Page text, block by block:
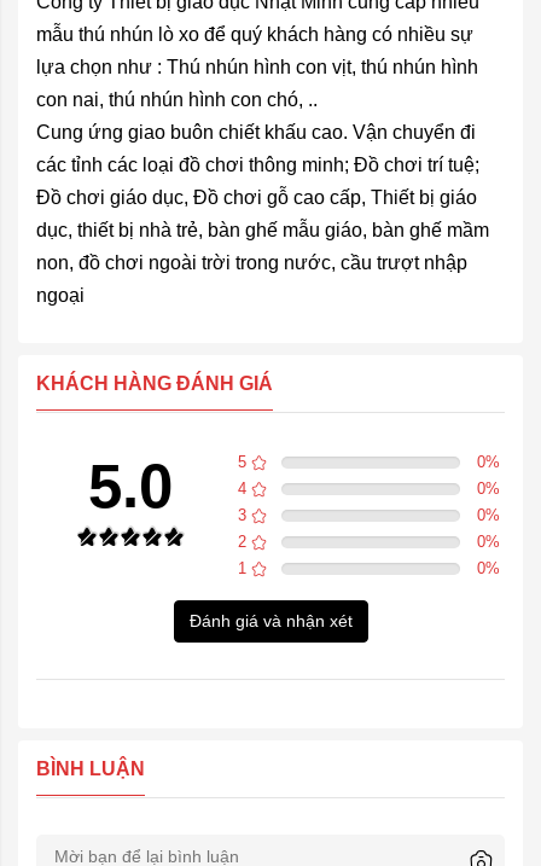
mẫu thú nhún lò xo để quý khách hàng có nhiều sự
lựa chọn như : Thú nhún hình con vịt, thú nhún hình
con nai, thú nhún hình con chó, ..
Cung ứng giao buôn chiết khấu cao. Vận chuyển đi
các tỉnh các loại đồ chơi thông minh; Đồ chơi trí tuệ;
Đồ chơi giáo dục, Đồ chơi gỗ cao cấp, Thiết bị giáo
dục, thiết bị nhà trẻ, bàn ghế mẫu giáo, bàn ghế mầm
non, đồ chơi ngoài trời trong nước, cầu trượt nhập
ngoại
KHÁCH HÀNG ĐÁNH GIÁ
5.0 5 0%
4
0%
3
0%
2
0%
1
0%
Đánh giá và nhận xét
BÌNH LUẬN